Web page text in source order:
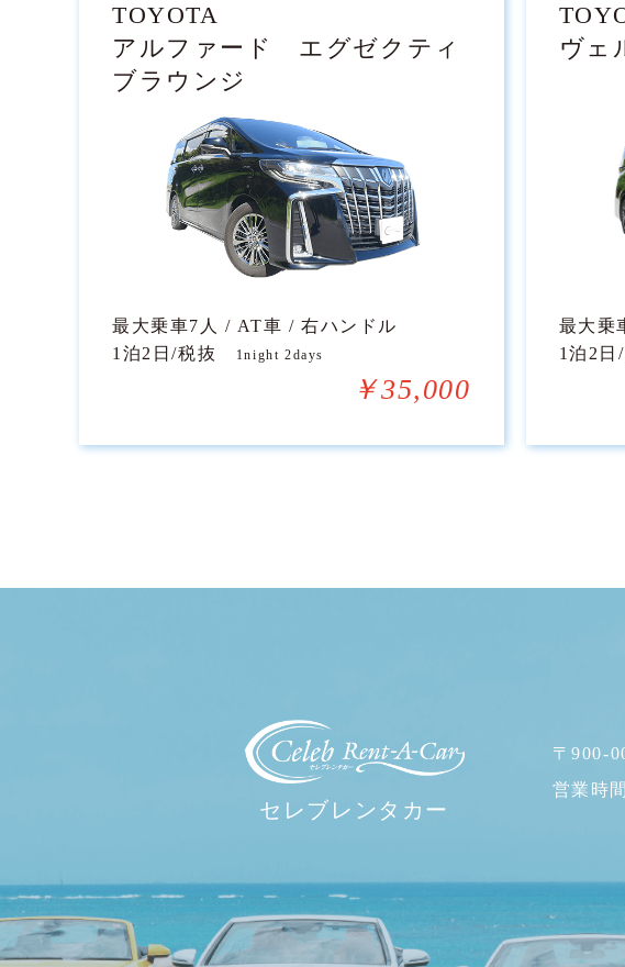
TOYOTA
アルファード エグゼクティ
ブラウンジ
最大乗車7人 / AT車 / 右ハンドル
1泊2日/税抜
1night 2days
￥35,000
ヴ
最大乗
1泊2
セレブレンタカー
〒900-
営業時